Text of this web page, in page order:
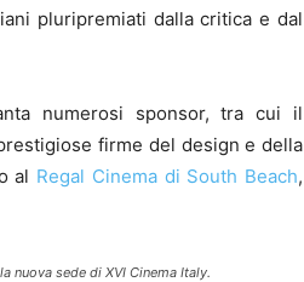
pluripremiati dalla critica e dal
numerosi sponsor, tra cui il
firme del design e della
al Regal Cinema di South Beach,
nuova sede di XVI Cinema Italy.